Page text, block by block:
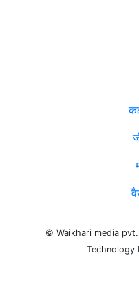
© Waikhari media
Technology